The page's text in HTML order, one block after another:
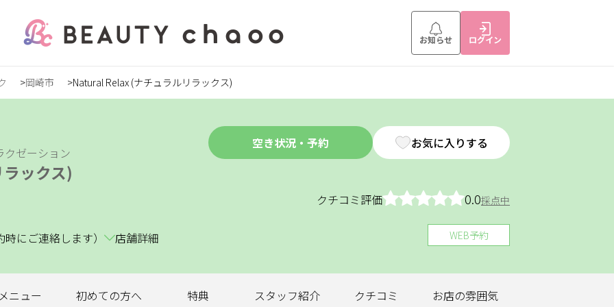
お知らせ ログイン
テ
岡崎市 Natural Relax (ナチュラルリラックス)
クゼーション
ックス)
空き状況・予約 お気に入りする
クチコミ評価 0.0採点中
にご連絡します） 店舗詳細 WEB予約
ニュー 初めての方へ 特典 スタッフ紹介 クチコミ お店の雰囲気